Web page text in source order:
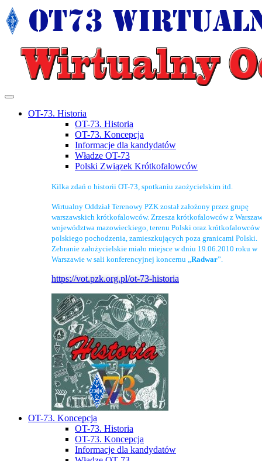
OT-73. Historia
OT-73. Historia
OT-73. Koncepcja
Informacje dla kandydatów
Władze OT-73
Polski Związek Krótkofalowców
Kilka zdań o historii OT-73, spotkaniu zaożycielskim itd.
Wirtualny Oddział Terenowy PZK został założony przez grupę
warszawskich krótkofalowców. Zrzesza krótkofalowców z
województwa mazowieckiego, terenu Polski oraz krótkofalowców
polskiego pochodzenia, zamieszkujących poza granicami Polski.
Zebranie założycielskie miało miejsce w dniu 19.06.2010 roku w
Warszawie w sali konferencyjnej koncernu „Radwar”.
https://vot.pzk.org.pl/ot-73-historia
OT-73. Koncepcja
OT-73. Historia
OT-73. Koncepcja
Informacje dla kandydatów